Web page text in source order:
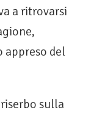
a ritrovarsi
del
sulla